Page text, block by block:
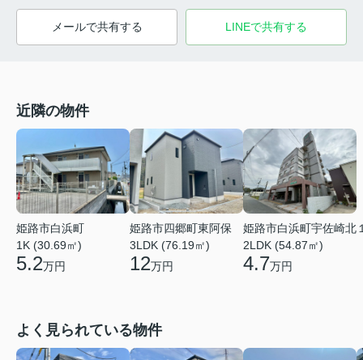
メールで共有する LINEで共有する
近隣の物件
姫路市白浜町
1K (30.69㎡)
5.2万円
姫路市四郷町東阿保
3LDK (76.19㎡)
12万円
姫路市白浜町宇佐崎北
2LDK (54.87㎡)
4.7万円
よく見られている物件